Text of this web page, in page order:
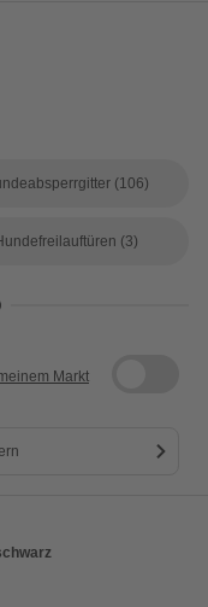
(106)
(3)
Markt